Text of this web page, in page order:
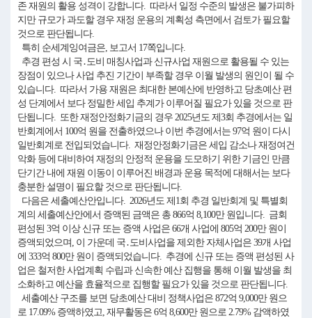
존 재원의 활용 성격이 강합니다. 따라서 일정 수준의 발생은 불가피하
지만 규모가 과도할 경우 재정 운용의 계획성 측면에서 검토가 필요할
것으로 판단됩니다.
특히 순세계잉여금은, 보고서 17쪽입니다.
추경 편성 시 국․도비 매칭사업과 신규사업 재원으로 활용될 수 있는
장점이 있으나 사업 추진 기간이 부족할 경우 이월 발생의 원인이 될 수
있습니다. 따라서 가용 재원은 최대한 본예산에 반영하고 당초예산 편
성 단계에서 보다 정밀한 세입 추계가 이루어질 필요가 있을 것으로 판
단됩니다. 또한 재정안정화기금의 경우 2025년도 제3회 추경에서는 일
반회계에서 100억 원을 전출하였으나 이번 추경에서는 97억 원이 다시
일반회계로 전입되었습니다. 재정안정화기금은 세입 감소나 재정여건
악화 등에 대비하여 재정의 안정적 운용을 도모하기 위한 기금인 만큼
단기간 내에 재원 이동이 이루어진 배경과 운용 목적에 대해서는 보다
충분한 설명이 필요할 것으로 판단됩니다.
다음은 세출예산안입니다. 2026년도 제1회 추경 일반회계 및 특별회
계의 세출예산안에서 증액된 금액은 총 866억 8,100만 원입니다. 금회
편성된 3억 이상 신규 또는 증액 사업은 66개 사업에 805억 200만 원이
증액되었으며, 이 가운데 국․도비사업을 제외한 자체사업은 39개 사업
에 333억 800만 원이 증액되었습니다. 추경에 신규 또는 증액 편성된 사
업은 철저한 사업계획 수립과 신속한 예산 집행을 통해 이월 발생을 최
소화하고 예산을 효율적으로 집행할 필요가 있을 것으로 판단됩니다.
세출예산 구조를 보면 당초예산 대비 정책사업은 872억 9,000만 원으
로 17.09% 증액하였고, 재무활동은 6억 8,600만 원으로 2.79% 감액하였